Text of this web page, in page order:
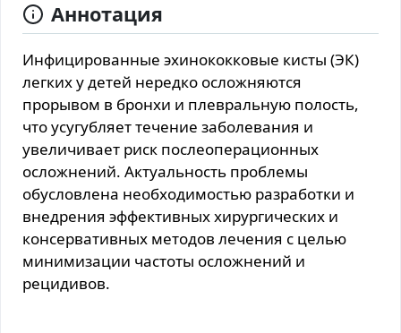
Аннотация
Инфицированные эхинококковые кисты (ЭК)
легких у детей нередко осложняются
прорывом в бронхи и плевральную полость,
что усугубляет течение заболевания и
увеличивает риск послеоперационных
осложнений. Актуальность проблемы
обусловлена необходимостью разработки и
внедрения эффективных хирургических и
консервативных методов лечения с целью
минимизации частоты осложнений и
рецидивов.